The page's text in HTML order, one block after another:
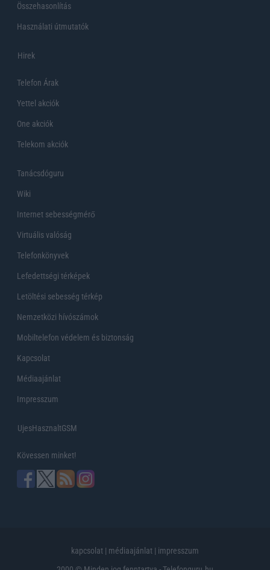
Összehasonlítás
Használati útmutatók
Hirek
Telefon Árak
Yettel akciók
One akciók
Telekom akciók
Tanácsdóguru
Wiki
Internet sebességmérő
Virtuális valóság
Telefonkönyvek
Lefedettségi térképek
Letöltési sebesség térkép
Nemzetközi hívószámok
Mobiltelefon védelem és biztonság
Kapcsolat
Médiaajánlat
Impresszum
UjesHasznaltGSM
Kövessen minket!
kapcsolat | médiaajánlat | impresszum